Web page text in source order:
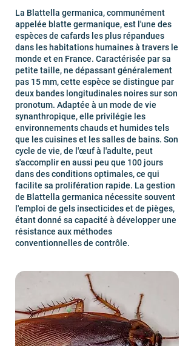
La Blattella germanica, communément
appelée blatte germanique, est l'une des
espèces de cafards les plus répandues
dans les habitations humaines à travers le
monde et en France. Caractérisée par sa
petite taille, ne dépassant généralement
pas 15 mm, cette espèce se distingue par
deux bandes longitudinales noires sur son
pronotum. Adaptée à un mode de vie
synanthropique, elle privilégie les
environnements chauds et humides tels
que les cuisines et les salles de bains. Son
cycle de vie, de l'œuf à l'adulte, peut
s'accomplir en aussi peu que 100 jours
dans des conditions optimales, ce qui
facilite sa prolifération rapide. La gestion
de Blattella germanica nécessite souvent
l'emploi de gels insecticides et de pièges,
étant donné sa capacité à développer une
résistance aux méthodes
conventionnelles de contrôle.